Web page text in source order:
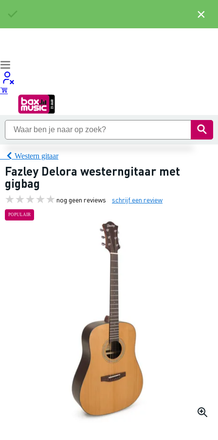
Western gitaar
Fazley Delora westerngitaar met
gigbag
nog geen reviews schrijf een review
POPULAIR
×